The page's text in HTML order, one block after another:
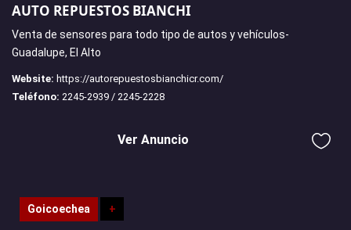
AUTO REPUESTOS BIANCHI
Venta de sensores para todo tipo de autos y vehículos-
Guadalupe, El Alto
Website: https://autorepuestosbianchicr.com/
Teléfono: 2245-2939 / 2245-2228
Ver Anuncio
Goicoechea +